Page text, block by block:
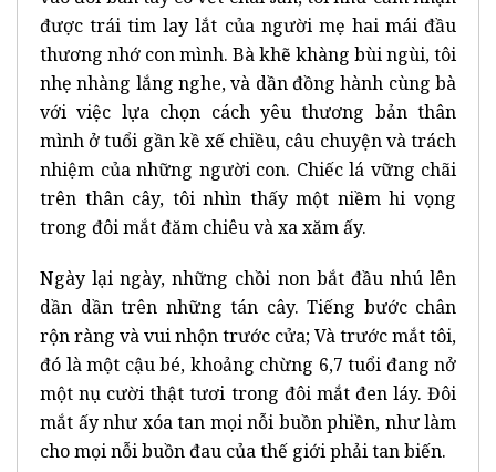
được trái tim lay lắt của người mẹ hai mái đầu
thương nhớ con mình. Bà khẽ khàng bùi ngùi, tôi
nhẹ nhàng lắng nghe, và dần đồng hành cùng bà
với việc lựa chọn cách yêu thương bản thân
mình ở tuổi gần kề xế chiều, câu chuyện và trách
nhiệm của những người con. Chiếc lá vững chãi
trên thân cây, tôi nhìn thấy một niềm hi vọng
trong đôi mắt đăm chiêu và xa xăm ấy.
Ngày lại ngày, những chồi non bắt đầu nhú lên
dần dần trên những tán cây. Tiếng bước chân
rộn ràng và vui nhộn trước cửa; Và trước mắt tôi,
đó là một cậu bé, khoảng chừng 6,7 tuổi đang nở
một nụ cười thật tươi trong đôi mắt đen láy. Đôi
mắt ấy như xóa tan mọi nỗi buồn phiền, như làm
cho mọi nỗi buồn đau của thế giới phải tan biến.